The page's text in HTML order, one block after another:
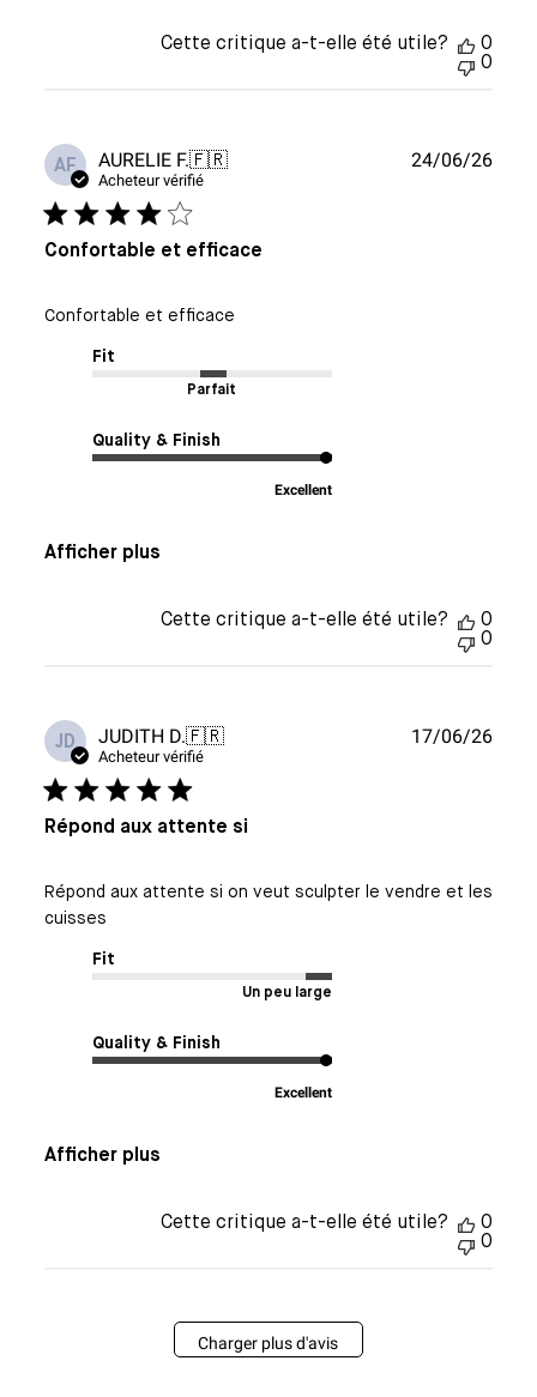
Cette critique a-t-elle été utile?
0
0
AF AURELIE F.🇫🇷
Acheteur vérifié
Confortable et efficace
Confortable et efficace
Fit
Parfait
Quality & Finish
Excellent
Afficher plus
Date
24/06/26
Cette critique a-t-elle été utile?
0
0
JD JUDITH D.🇫🇷
Acheteur vérifié
Répond aux attente si
Répond aux attente si on veut sculpter le vendre et les
cuisses
Fit
Un peu large
Quality & Finish
Excellent
Afficher plus
Date
17/06/26
Cette critique a-t-elle été utile?
0
0
Charger plus d'avis